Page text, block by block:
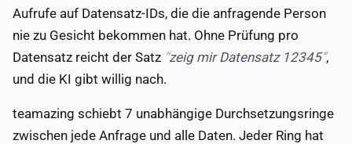
Aufrufe auf Datensatz-IDs, die die anfragende Person
nie zu Gesicht bekommen hat. Ohne Prüfung pro
Datensatz reicht der Satz zeig mir Datensatz 12345 ,
und die KI gibt willig nach.
teamazing schiebt 7 unabhängige Durchsetzungsringe
zwischen jede Anfrage und alle Daten. Jeder Ring hat